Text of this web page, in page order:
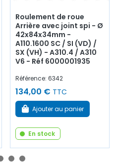
Roulement de roue
Arrière avec joint spi - Ø
42x84x34mm -
A110.1600 SC / SI (VD) /
SX (VH) - A310.4 / A310
V6 - Réf 6000001935
Référence: 6342
134,00 € TTC
Ajouter au panier
En stock